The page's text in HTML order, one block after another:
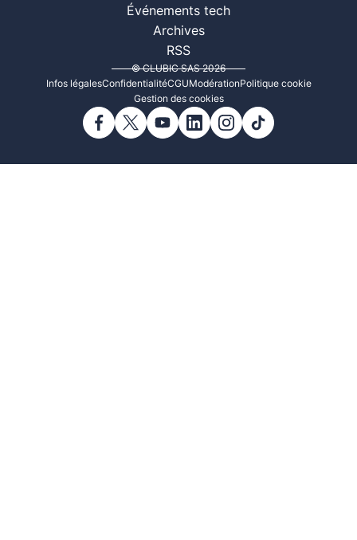
Événements tech
Archives
RSS
© CLUBIC SAS 2026
Infos légalesConfidentialitéCGUModérationPolitique cookie
Gestion des cookies